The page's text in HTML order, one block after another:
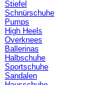
Stiefel
Schnürschuhe
Pumps
High Heels
Overknees
Ballerinas
Halbschuhe
Sportschuhe
Sandalen